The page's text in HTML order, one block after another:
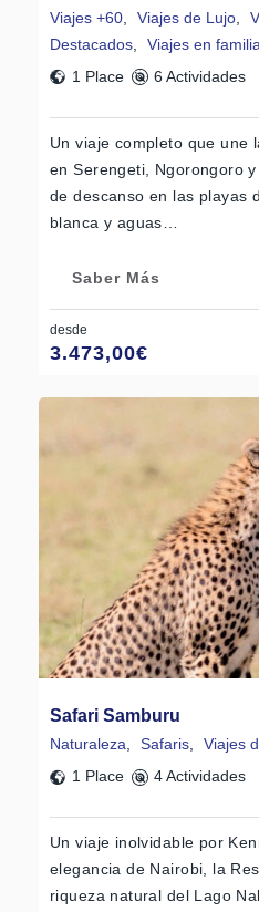
Viajes +60 Viajes de Lujo
Destacados
Viajes en familia
1 Place
6 Actividades
Un viaje completo que une
en Serengeti, Ngorongoro
de descanso en las playas
blanca y aguas…
Saber Más
desde
3.473,00€
Safari Samburu
Naturaleza, Safaris, Viajes
1 Place
4 Actividades
Un viaje inolvidable por
elegancia de Nairobi, la
riqueza natural del Lago